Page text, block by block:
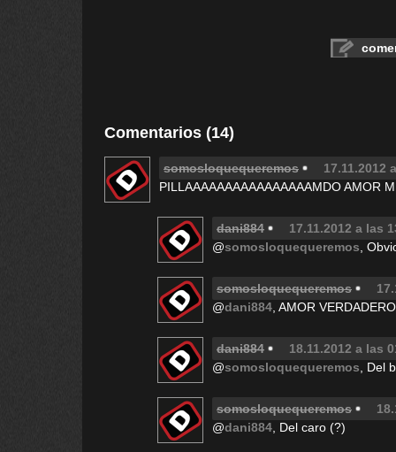
Comentarios (14)
somosloquequeremos
17.11.2012
PILLAAAAAAAAAAAAAAAAMDO AMOR
dani884
17.11.2012 a las
@somosloquequeremos ,
somosloquequeremos
@dani884 , AMOR VERDADERO
dani884
18.11.2012 a las
@somosloquequeremos , Del
somosloquequeremos
@dani884 , Del caro (?)